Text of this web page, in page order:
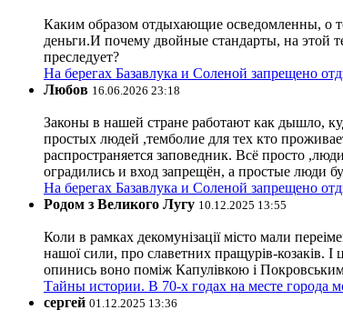
Каким образом отдыхающие осведомленны, о
деньги.И почему двойные стандарты, на этой
преследует?
На берегах Базавлука и Соленой запрещено
Любов 16.06.2026 23:18
Законы в нашей стране работают как дышло,
простых людей ,темболие для тех кто
распространяется заповедник. Всё просто
оградились и вход запрещён, а простые люди
На берегах Базавлука и Соленой запрещено
Родом з Великого Лугу 10.12.2025 13:55
Коли в рамках декомунізації місто мали
нашої сили, про славетних пращурів-козаків. І
опинись воно поміж Капулівкою і
Тайны истории. В 70-х годах на месте города
сергей 01.12.2025 13:36